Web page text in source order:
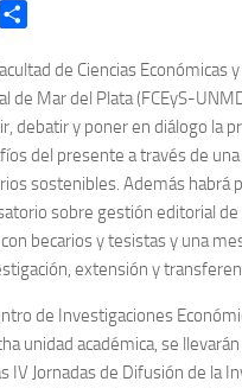
WhatsApp
de Ciencias Económicas
de Mar del Plata (FCEyS-
debatir y poner en diálogo la
del presente a través de
sostenibles. Además habrá
sobre gestión editorial
becarios y tesistas y una
extensión y
de Investigaciones
unidad académica, se
IV Jornadas de Difusión de la